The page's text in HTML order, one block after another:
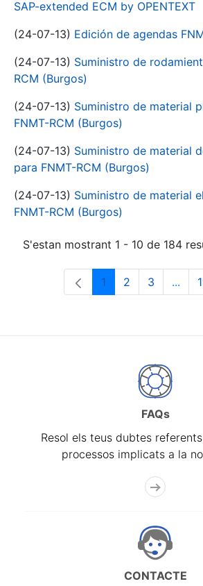
SAP-extended ECM by OPENTEXT
(24-07-13) Edición de agendas
(24-07-13) Suministro de
RCM (Burgos)
(24-07-13) Suministro de material
FNMT-RCM (Burgos)
(24-07-13) Suministro de material
para FNMT-RCM (Burgos)
(24-07-13) Suministro de material
FNMT-RCM (Burgos)
S'estan mostrant 1 - 10 de 184
Pàgina
1 Pàgina
2 Pàgina
3 ...
FAQs
Resol els teus dubtes
processos implicats a la
CONTACTE